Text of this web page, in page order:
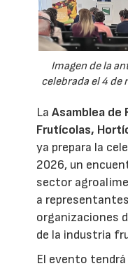
Imagen de la
celebrada el 4 de
LaAsamblea de
Frutícolas,
ya prepara la
2026, un
sector
a
organizaciones
de la industria
El evento